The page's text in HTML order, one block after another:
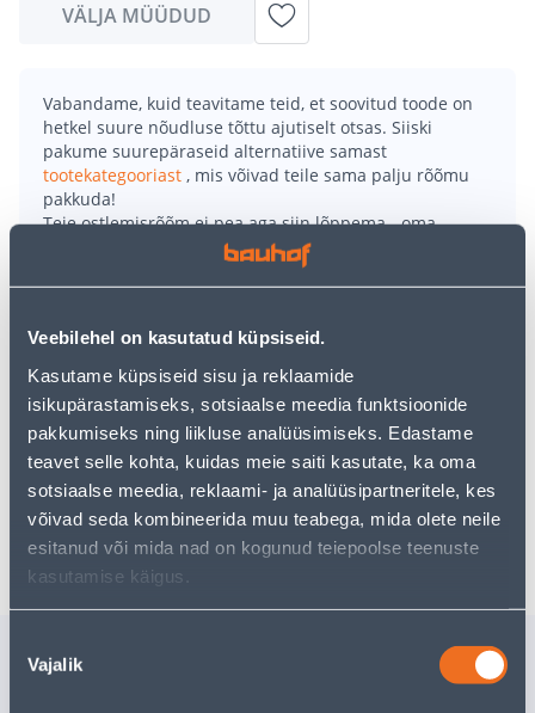
Veebilehel on kasutatud küpsiseid.
Kasutame küpsiseid sisu ja reklaamide
isikupärastamiseks, sotsiaalse meedia funktsioonide
pakkumiseks ning liikluse analüüsimiseks. Edastame
teavet selle kohta, kuidas meie saiti kasutate, ka oma
sotsiaalse meedia, reklaami- ja analüüsipartneritele, kes
võivad seda kombineerida muu teabega, mida olete neile
esitanud või mida nad on kogunud teiepoolse teenuste
kasutamise käigus.
valik
Vajalik
VÄLJA MÜÜDUD
Vabandame, kuid teavitame teid, et soovitud toode on
hetkel suure nõudluse tõttu ajutiselt otsas. Siiski
pakume suurepäraseid alternatiive samast
tootekategooriast , mis võivad teile sama palju rõõmu
pakkuda!
Teie ostlemisrõõm ei pea aga siin lõppema - oma
uurimistööd saate jätkata, naastes
kasutades meie võimsat otsingufunktsiooni, et leida
veelgi meelepärasemad valikuid. Head ostlemist!
• Plastikust lillepott.
• Sobib kasutamiseks nii sise- kui ka välistingimustes.
• Lillepoti laius on 16,5 cm.
• 14-päevane tagastusõigus.
Tarne pole võimalik